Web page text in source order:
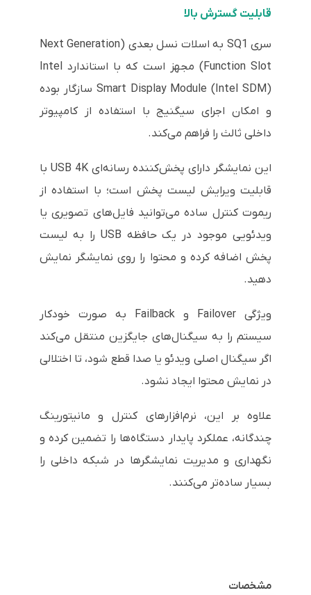
قابلیت گسترش بالا
سری SQ1 به اسلات نسل بعدی (Next Generation
Function Slot) مجهز است که با استاندارد Intel
Smart Display Module (Intel SDM) سازگار بوده
و امکان اجرای سیگنیج با استفاده از کامپیوتر
داخلی ثالث را فراهم می‌کند.
این نمایشگر دارای پخش‌کننده رسانه‌ای USB 4K با
قابلیت ویرایش لیست پخش است؛ با استفاده از
ریموت کنترل ساده می‌توانید فایل‌های تصویری یا
ویدئویی موجود در یک حافظه USB را به لیست
پخش اضافه کرده و محتوا را روی نمایشگر نمایش
دهید.
ویژگی Failover و Failback به صورت خودکار
سیستم را به سیگنال‌های جایگزین منتقل می‌کند
اگر سیگنال اصلی ویدئو یا صدا قطع شود، تا اختلالی
در نمایش محتوا ایجاد نشود.
علاوه بر این، نرم‌افزارهای کنترل و مانیتورینگ
چندگانه، عملکرد پایدار دستگاه‌ها را تضمین کرده و
نگهداری و مدیریت نمایشگرها در شبکه داخلی را
بسیار ساده‌تر می‌کنند.
مشخصات